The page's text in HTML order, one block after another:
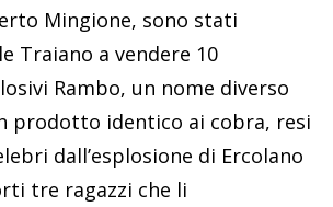
Mingione, sono stati
Traiano a vendere 10
Rambo, un nome diverso
prodotto identico ai cobra, resi
dall’esplosione di Ercolano
tre ragazzi che li